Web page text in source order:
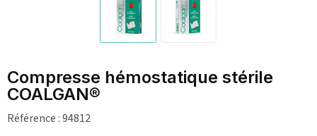
Compresse hémostatique stérile
COALGAN®
Référence :94812